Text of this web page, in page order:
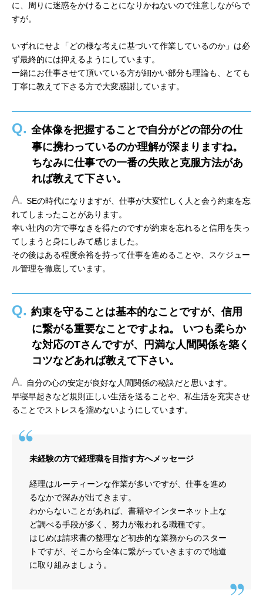
に、周りに迷惑をかけることになりかねないので注意しながらで
すが。
いずれにせよ「どの様な考えに基づいて作業しているのか」は必
ず最終的には抑えるようにしています。
一緒にお仕事させて頂いている方が細かい部分も理論も、とても
丁寧に教えて下さる方で大変感謝しています。
Q. 全体像を把握することで自分がどの部分の仕
事に携わっているのか理解が深まりますね。
ちなみに仕事での一番の失敗と克服方法があ
れば教えて下さい。
A. SEの時代になりますが、仕事が大変忙しく人と会う約束を忘
れてしまったことがあります。
幸い社内の方で事なきを得たのですが約束を忘れると信用を失っ
てしまうと身にしみて感じました。
その後はある程度余裕を持って仕事を進めることや、スケジュー
ル管理を徹底しています。
Q. 約束を守ることは基本的なことですが、信用
に繋がる重要なことですよね。 いつも柔らか
な対応のTさんですが、円満な人間関係を築く
コツなどあれば教えて下さい。
A.
自分の心の安定が良好な人間関係の秘訣だと思います。
早寝早起きなど規則正しい生活を送ることや、私生活を充実させ
ることでストレスを溜めないようにしています。
未経験の方で経理職を目指す方へメッセージ
経理はルーティーンな作業が多いですが、仕事を進め
るなかで深みが出てきます。
わからないことがあれば、書籍やインターネット上な
ど調べる手段が多く、努力が報われる職種です。
はじめは請求書の整理など初歩的な業務からのスター
トですが、そこから全体に繋がっていきますので地道
に取り組みましょう。